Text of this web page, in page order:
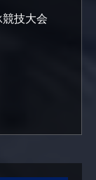
技大会